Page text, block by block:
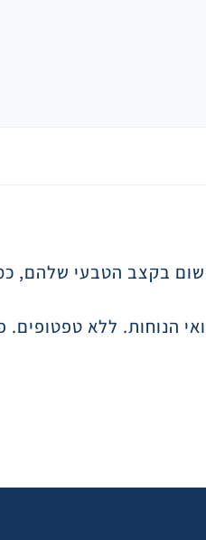
בקצב הטבעי שלהם,
הנוחות. ללא טפטופים.